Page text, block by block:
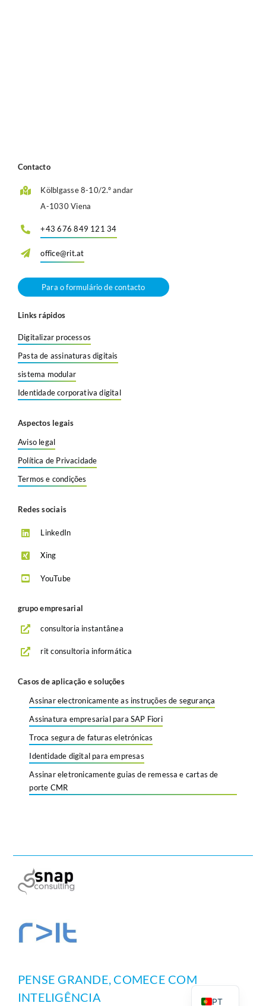
Contacto
Kölblgasse 8-10/2.º andar
A-1030 Viena
+43 676 849 121 34
office@rit.at
Para o formulário de contacto
Links rápidos
Digitalizar processos
Pasta de assinaturas digitais
sistema modular
Identidade corporativa digital
Aspectos legais
Aviso legal
Política de Privacidade
Termos e condições
Redes sociais
LinkedIn
Xing
YouTube
grupo empresarial
consultoria instantânea
rit consultoria informática
Casos de aplicação e soluções
Assinar electronicamente as instruções de segurança
Assinatura empresarial para SAP Fiori
Troca segura de faturas eletrónicas
Identidade digital para empresas
Assinar eletronicamente guias de remessa e cartas de
porte CMR
PENSE GRANDE, COMECE COM
INTELIGÊNCIA
PT